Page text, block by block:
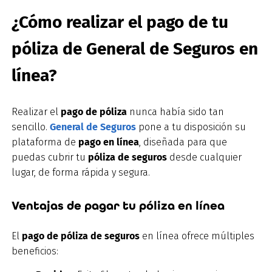
¿Cómo realizar el pago de tu
póliza de General de Seguros en
línea?
Realizar el pago de póliza nunca había sido tan
sencillo. General de Seguros pone a tu disposición su
plataforma de pago en línea , diseñada para que
puedas cubrir tu póliza de seguros desde cualquier
lugar, de forma rápida y segura.
Ventajas de pagar tu póliza en línea
El pago de póliza de seguros en línea ofrece múltiples
beneficios: